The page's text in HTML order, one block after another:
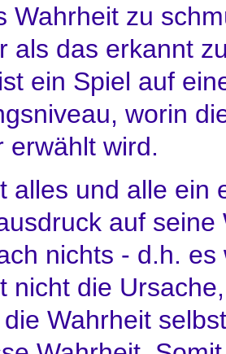
Wahrheit zu
als das erkannt
ein Spiel auf
worin
erwählt wird.
alles und alle ein
auf
nichts - d.h.
nicht die
Wahrheit